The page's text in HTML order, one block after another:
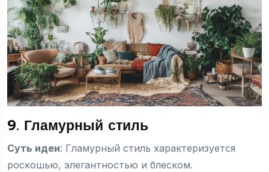
9. Гламурный стиль
Суть идеи: Гламурный стиль характеризуется
роскошью, элегантностью и блеском.